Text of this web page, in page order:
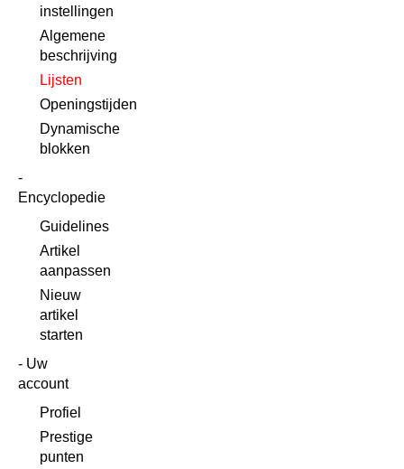
instellingen
Algemene
beschrijving
Lijsten
Openingstijden
Dynamische
blokken
Encyclopedie
Guidelines
Artikel
aanpassen
Nieuw
artikel
starten
Uw
account
Profiel
Prestige
punten